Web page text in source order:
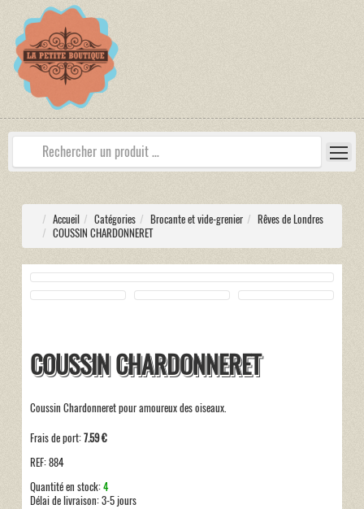
Accueil Catégories Brocante et vide-grenier
Rêves de Londres
COUSSIN CHARDONNERET
COUSSIN CHARDONNERET
Coussin Chardonneret pour amoureux des oiseaux.
Frais de port:7.59 €
REF:884
Quantité en stock:4
Délai de livraison:3-5 jours